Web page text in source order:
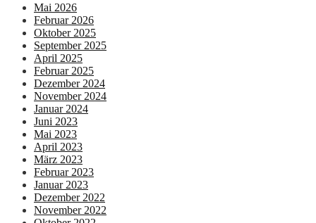
Mai 2026
Februar 2026
Oktober 2025
September 2025
April 2025
Februar 2025
Dezember 2024
November 2024
Januar 2024
Juni 2023
Mai 2023
April 2023
März 2023
Februar 2023
Januar 2023
Dezember 2022
November 2022